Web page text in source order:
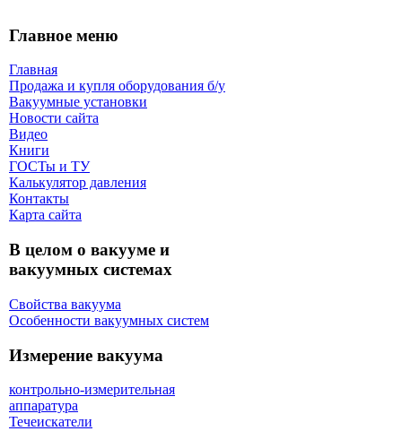
Главное меню
Главная
Продажа и купля оборудования б/y
Вакуумные установки
Новости сайта
Видео
Книги
ГОСТы и ТУ
Калькулятор давления
Контакты
Карта сaйта
В целом о вакууме и
вакуумных системах
Свойства вакуума
Особенности вакуумных систем
Измерение вакуума
контрольно-измерительная
аппаратура
Течеискатели